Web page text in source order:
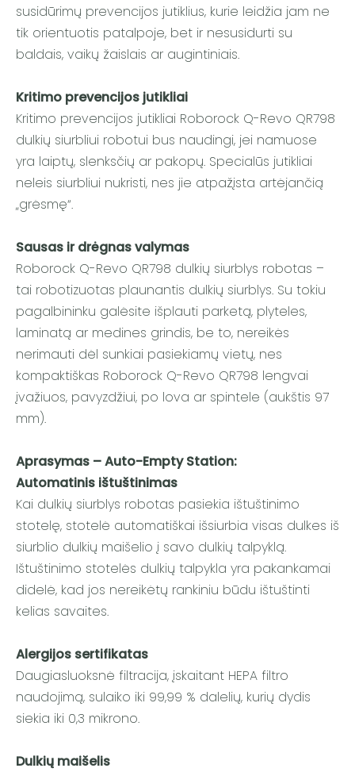
susidūrimų prevencijos jutiklius, kurie leidžia jam ne
tik orientuotis patalpoje, bet ir nesusidurti su
baldais, vaikų žaislais ar augintiniais.
Kritimo prevencijos jutikliai
Kritimo prevencijos jutikliai Roborock Q-Revo QR798
dulkių siurbliui robotui bus naudingi, jei namuose
yra laiptų, slenksčių ar pakopų. Specialūs jutikliai
neleis siurbliui nukristi, nes jie atpažįsta artėjančią
„grėsmę“.
Sausas ir drėgnas valymas
Roborock Q-Revo QR798 dulkių siurblys robotas –
tai robotizuotas plaunantis dulkių siurblys. Su tokiu
pagalbininku galėsite išplauti parketą, plyteles,
laminatą ar medines grindis, be to, nereikės
nerimauti dėl sunkiai pasiekiamų vietų, nes
kompaktiškas Roborock Q-Revo QR798 lengvai
įvažiuos, pavyzdžiui, po lova ar spintele (aukštis 97
mm).
Aprasymas – Auto-Empty Station:
Automatinis ištuštinimas
Kai dulkių siurblys robotas pasiekia ištuštinimo
stotelę, stotelė automatiškai išsiurbia visas dulkes iš
siurblio dulkių maišelio į savo dulkių talpyklą.
Ištuštinimo stotelės dulkių talpykla yra pakankamai
didelė, kad jos nereikėtų rankiniu būdu ištuštinti
kelias savaites.
Alergijos sertifikatas
Daugiasluoksnė filtracija, įskaitant HEPA filtro
naudojimą, sulaiko iki 99,99 % dalelių, kurių dydis
siekia iki 0,3 mikrono.
Dulkių maišelis